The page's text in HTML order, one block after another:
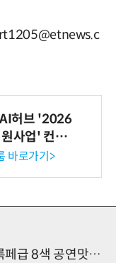
허브 '2026
사업' 컨소
바로가기>
서울 솔로무대(현장)